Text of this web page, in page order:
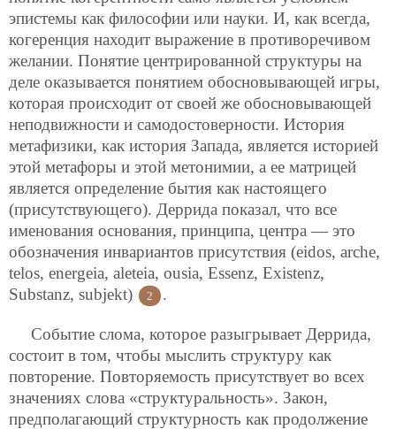
эпистемы как философии или науки. И, как всегда,
когеренция находит выражение в противоречивом
желании. Понятие центрированной структуры на
деле оказывается понятием обосновывающей игры,
которая происходит от своей же обосновывающей
неподвижности и самодостоверности. История
метафизики, как история Запада, является историей
этой метафоры и этой метонимии, а ее матрицей
является определение бытия как настоящего
(присутствующего). Деррида показал, что все
именования основания, принципа, центра — это
обозначения инвариантов присутствия (eidos, arche,
telos, energeia, aleteia, ousia, Essenz, Existenz,
Substanz, subjekt)
2 .
Событие слома, которое разыгрывает Деррида,
состоит в том, чтобы мыслить структуру как
повторение. Повторяемость присутствует во всех
значениях слова «структуральность». Закон,
предполагающий структурность как продолжение